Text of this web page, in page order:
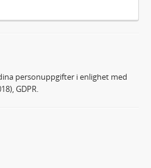
personuppgifter i enlighet med
GDPR.